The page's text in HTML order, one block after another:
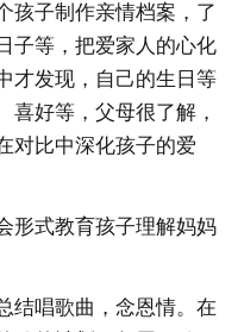
子制作亲情档案，了
子等，把爱家人的心化
才发现，自己的生日等
喜好等，父母很了解，
对比中深化孩子的爱
式教育孩子理解妈妈
唱歌曲，念恩情。在